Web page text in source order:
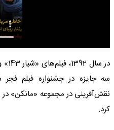
در
سه جایزه در جشنواره فیلم فجر
کرد.